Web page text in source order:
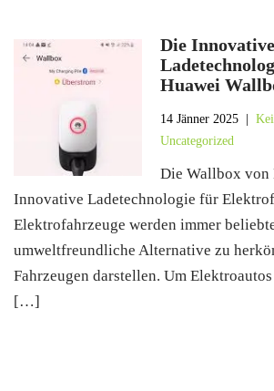
Die Innovative
Huawei
14 Jänner 2025 |
Uncategorized
Die Wallbox von
Innovative Ladetechnologie für
Elektrofahrzeuge werden immer
umweltfreundliche Alternative zu
Fahrzeugen darstellen. Um
[…]